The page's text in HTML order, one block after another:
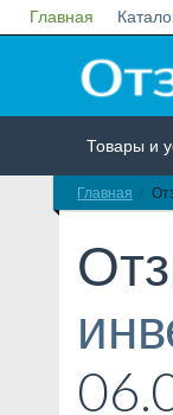
Главная
Товары и
Главная